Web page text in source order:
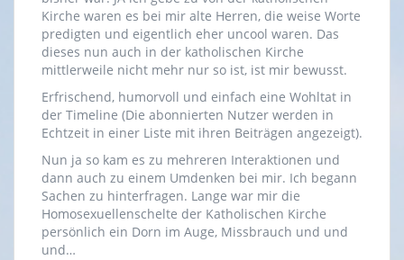
Kirche waren es bei mir alte Herren, die weise Worte
predigten und eigentlich eher uncool waren. Das
dieses nun auch in der katholischen Kirche
mittlerweile nicht mehr nur so ist, ist mir bewusst.
Erfrischend, humorvoll und einfach eine Wohltat in
der Timeline (Die abonnierten Nutzer werden in
Echtzeit in einer Liste mit ihren Beiträgen angezeigt).
Nun ja so kam es zu mehreren Interaktionen und
dann auch zu einem Umdenken bei mir. Ich begann
Sachen zu hinterfragen. Lange war mir die
Homosexuellenschelte der Katholischen Kirche
persönlich ein Dorn im Auge, Missbrauch und und
und…